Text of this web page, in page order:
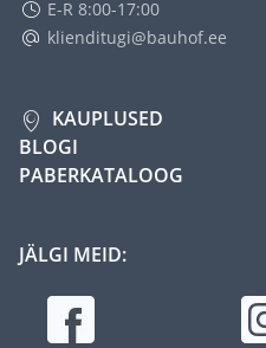
E-R 8:00-17:00
klienditugi@bauhof.ee
KAUPLUSED
BLOGI
PABERKATALOOG
JÄLGI MEID: